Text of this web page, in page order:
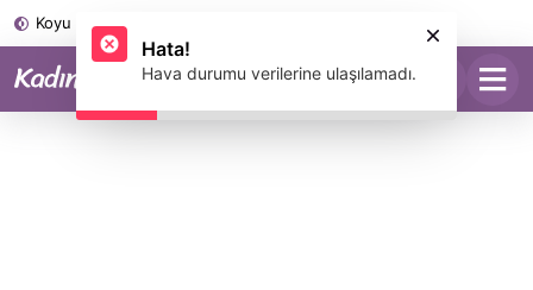
Koyu Mod
Hata!
Hava durumu verilerine ulaşılamadı.